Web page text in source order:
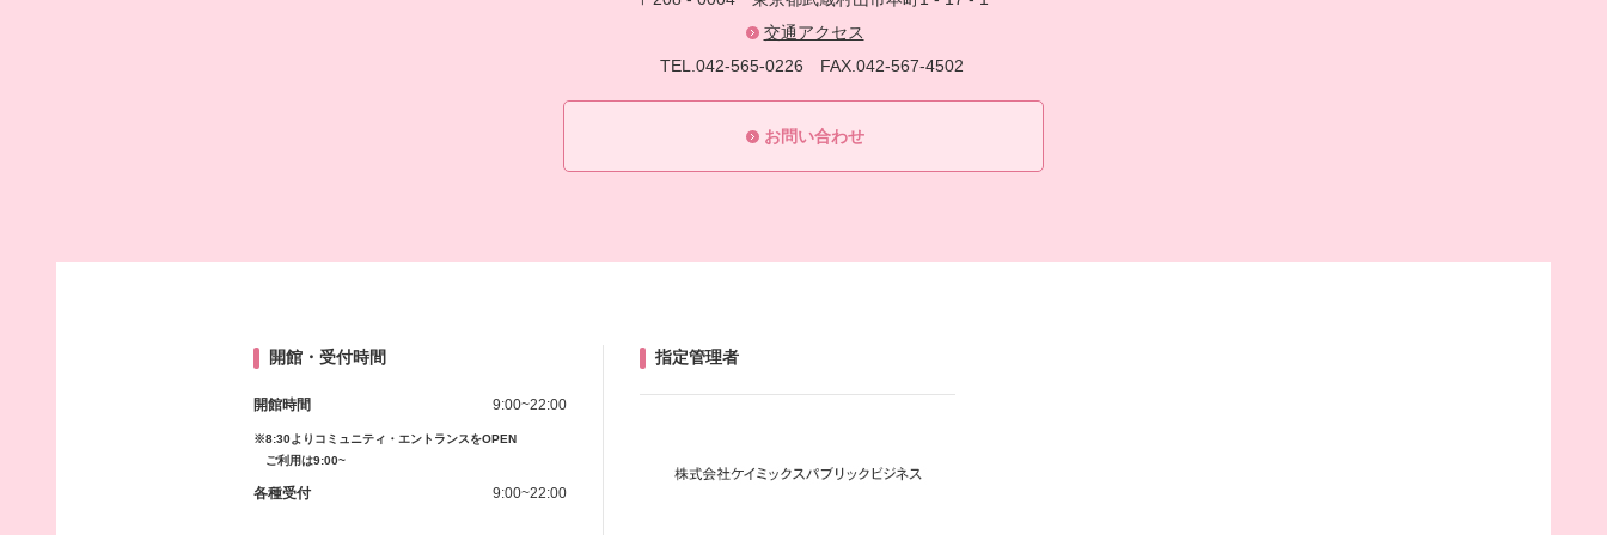
交通アクセス
TEL.042-565-0226 FAX.042-567-4502
お問い合わせ
開館・受付時間
開館時間 9:00~22:00
※8:30よりコミュニティ・エントランスをOPEN
ご利用は9:00~
各種受付 9:00~22:00
指定管理者